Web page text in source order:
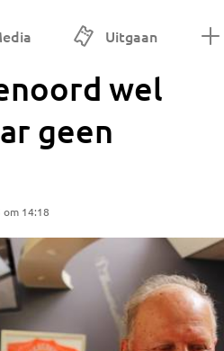
Uitgaan
wel
geen
om 14:18